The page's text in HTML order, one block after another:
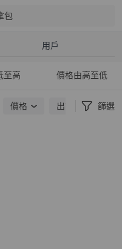
包
用戶
至高 價格由高至低
價格 出貨地點 篩選